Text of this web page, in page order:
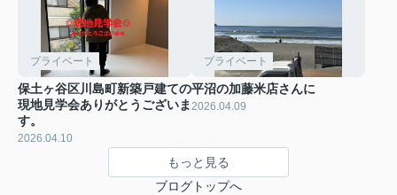
プライベート
保土ヶ谷区川島町新築戸建ての
現地見学会ありがとうございま
す。
2026.04.10
プライベート
平沼の加藤米店さんに
2026.04.09
もっと見る
ブログトップへ